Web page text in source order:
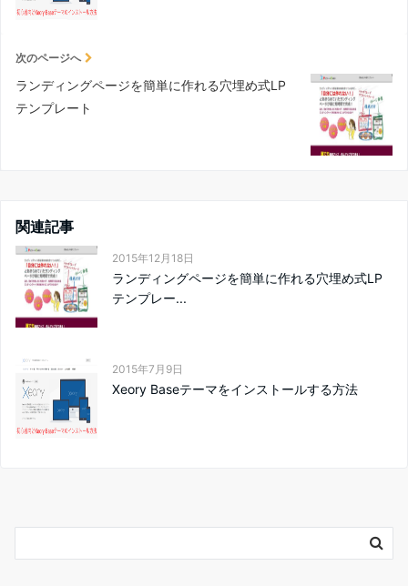
次のページへ
ランディングページを簡単に作れる穴埋め式LP
テンプレート
関連記事
2015年12月18日
ランディングページを簡単に作れる穴埋め式LP
テンプレー...
2015年7月9日
Xeory Baseテーマをインストールする方法